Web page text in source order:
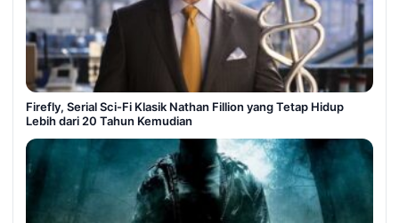
Firefly, Serial Sci-Fi Klasik Nathan Fillion yang Tetap Hidup
Lebih dari 20 Tahun Kemudian